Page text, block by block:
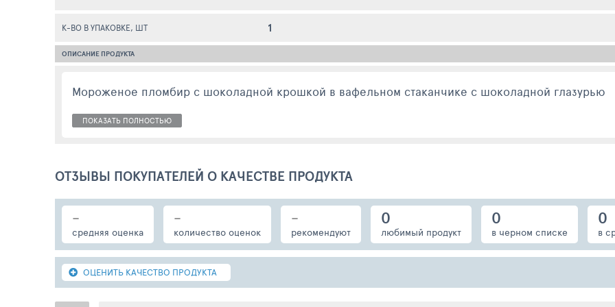
К-ВО В УПАКОВКЕ, ШТ 1
ОПИСАНИЕ ПРОДУКТА
Мороженое пломбир с шоколадной крошкой в вафельном стаканчике с шоколадной глазурью
ПОКАЗАТЬ ПОЛНОСТЬЮ
ОТЗЫВЫ ПОКУПАТЕЛЕЙ О КАЧЕСТВЕ ПРОДУКТА
-
средняя оценка
-
количество оценок
-
рекомендуют
0
любимый продукт
0
в черном списке
0
в
ОЦЕНИТЬ КАЧЕСТВО ПРОДУКТА